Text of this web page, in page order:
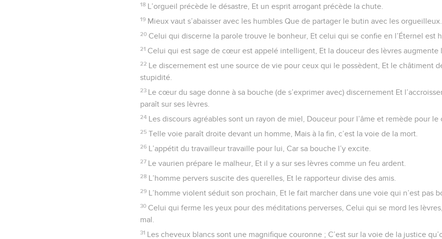
18 L’orgueil précède le désastre, Et un esprit arrogant précède la chute.
19 Mieux vaut s’abaisser avec les humbles Que de partager le butin avec les orgueilleux.
20 Celui qui discerne la parole trouve le bonheur, Et celui qui se confie en l’Éternel est
21 Celui qui est sage de cœur est appelé intelligent, Et la douceur des lèvres augmente
22 Le discernement est une source de vie pour ceux qui le possèdent, Et le châtiment
stupidité.
23 Le cœur du sage donne à sa bouche (de s’exprimer avec) discernement Et
paraît sur ses lèvres.
24 Les discours agréables sont un rayon de miel, Douceur pour l’âme et remède pour le
25 Telle voie paraît droite devant un homme, Mais à la fin, c’est la voie de la mort.
26 L’appétit du travailleur travaille pour lui, Car sa bouche l’y excite.
27 Le vaurien prépare le malheur, Et il y a sur ses lèvres comme un feu ardent.
28 L’homme pervers suscite des querelles, Et le rapporteur divise des amis.
29 L’homme violent séduit son prochain, Et le fait marcher dans une voie qui n’est pas
30 Celui qui ferme les yeux pour des méditations perverses, Celui qui se mord les
mal.
31 Les cheveux blancs sont une magnifique couronne ; C’est sur la voie de la justice